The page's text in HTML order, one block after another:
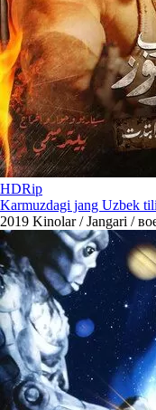
HDRip
Karmuzdagi jang Uzbek
2019 Kinolar / Jangari /